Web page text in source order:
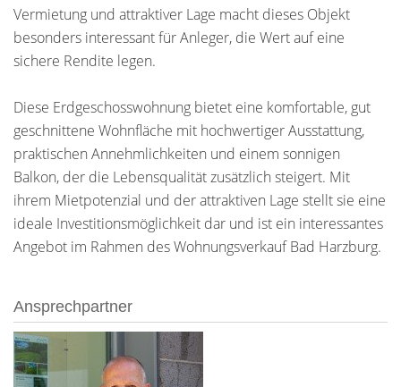
Vermietung und attraktiver Lage macht dieses Objekt
besonders interessant für Anleger, die Wert auf eine
sichere Rendite legen.
Diese Erdgeschosswohnung bietet eine komfortable, gut
geschnittene Wohnfläche mit hochwertiger Ausstattung,
praktischen Annehmlichkeiten und einem sonnigen
Balkon, der die Lebensqualität zusätzlich steigert. Mit
ihrem Mietpotenzial und der attraktiven Lage stellt sie eine
ideale Investitionsmöglichkeit dar und ist ein interessantes
Angebot im Rahmen des Wohnungsverkauf Bad Harzburg.
Ansprechpartner